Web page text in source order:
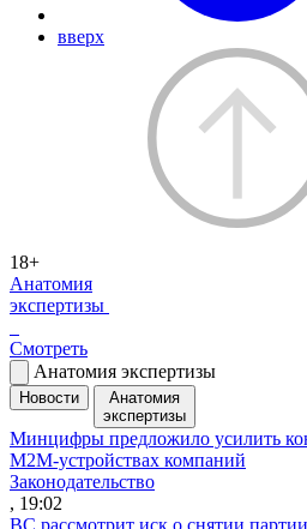
вверх
18+
Анатомия
экспертизы
Смотреть
Анатомия экспертизы
Новости
Анатомия
экспертизы
Минцифры предложило усилить
M2M-устройствах компаний
Законодательство
, 19:02
ВС рассмотрит иск о снятии